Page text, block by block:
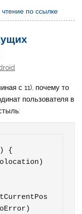
,чтение по ссылке
с 11), почему то
пользователя в